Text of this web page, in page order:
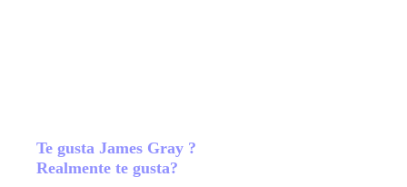
Te gusta James Gray ?
Realmente te gusta?